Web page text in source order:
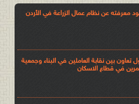
معرفته عن نظام عمال الزراعة في الأردن
تعاون بين نقابة العاملين في البناء وجمعية
في قطاع الاسكان